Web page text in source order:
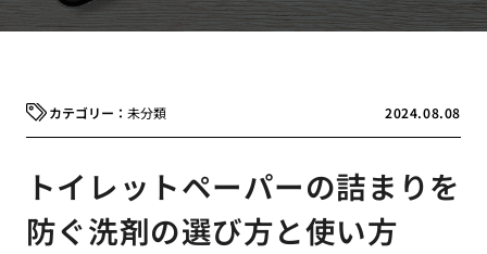
2024.08.08
未分類
トイレットペーパーの詰まりを
防ぐ洗剤の選び方と使い方